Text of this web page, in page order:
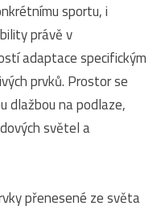
sportu, i
právě v
adaptace specifickým
prvků. Prostor se
dlažbou na podlaze,
světel a
přenesené ze světa